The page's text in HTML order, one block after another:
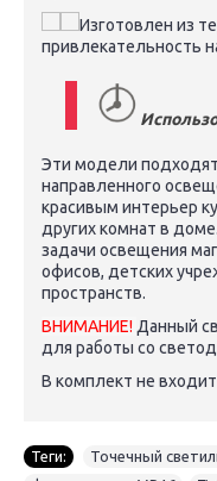
Изготовлен ​​из
привлекательность
Эти модели
направленного
красивым интерьер
других комнат в
задачи освещения
офисов, детских
пространств.
ВНИМАНИЕ! Данный
для работы со
В комплект не
Теги: Точечный